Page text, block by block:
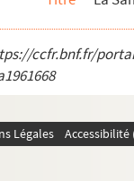
ccfr.bnf.fr/
Légales